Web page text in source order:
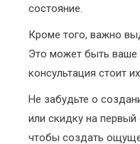
состояние.
Кроме того, важно
Это может быть ваше
консультация стоит
Не забудьте о
или скидку на
чтобы создать